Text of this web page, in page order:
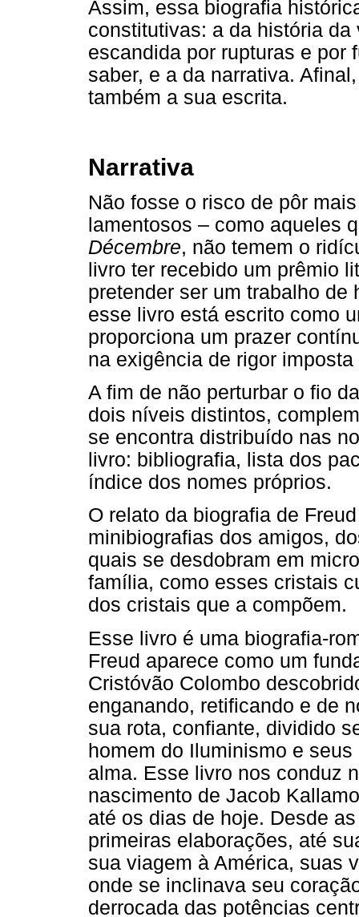
Assim, essa biografia
constitutivas: a da história
escandida por rupturas e por
saber, e a da narrativa.
também a sua escrita.
Narrativa
Não fosse o risco de pôr
lamentosos – como aqueles
Décembre, não temem o
livro ter recebido um prêmio
pretender ser um trabalho
esse livro está escrito como
proporciona um prazer
na exigência de rigor
A fim de não perturbar o fio
dois níveis distintos,
se encontra distribuído nas
livro: bibliografia, lista dos
índice dos nomes próprios.
O relato da biografia de
minibiografias dos amigos,
quais se desdobram em
família, como esses cristais
dos cristais que a compõem.
Esse livro é uma biografia-
Freud aparece como um
Cristóvão Colombo
enganando, retificando e de
sua rota, confiante, dividido
homem do Iluminismo e
alma. Esse livro nos conduz
nascimento de Jacob
até os dias de hoje. Desde
primeiras elaborações, até
sua viagem à América, suas
onde se inclinava seu
derrocada das potências